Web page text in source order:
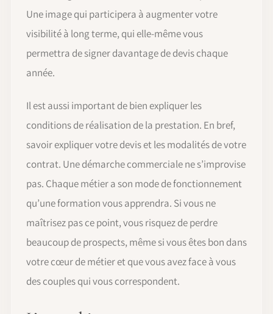
Une image qui participera à augmenter votre
visibilité à long terme, qui elle-même vous
permettra de signer davantage de devis chaque
année.
Il est aussi important de bien expliquer les
conditions de réalisation de la prestation. En bref,
savoir expliquer votre devis et les modalités de votre
contrat. Une démarche commerciale ne s’improvise
pas. Chaque métier a son mode de fonctionnement
qu’une formation vous apprendra. Si vous ne
maîtrisez pas ce point, vous risquez de perdre
beaucoup de prospects, même si vous êtes bon dans
votre cœur de métier et que vous avez face à vous
des couples qui vous correspondent.